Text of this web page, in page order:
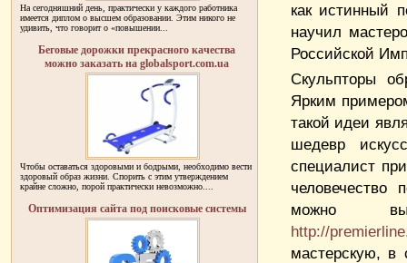
как истинный
научил
Российской
Скульпторы
Ярким
такой идеи
шедевр
специалист
человечество
можно
http://
мастерскую, в
На сегодняшний день, практически у каждого работника
имеется диплом о высшем образовании. Этим никого не
удивить, что говорит о «повышении...
Беговые дорожки прекрасного качества
можно заказать на globalsport.com.ua
Чтобы оставаться здоровыми и бодрыми, необходимо вести
здоровый образ жизни. Спорить с этим утверждением
крайне сложно, порой практически невозможно....
Оптимизация сайта под поисковые системы